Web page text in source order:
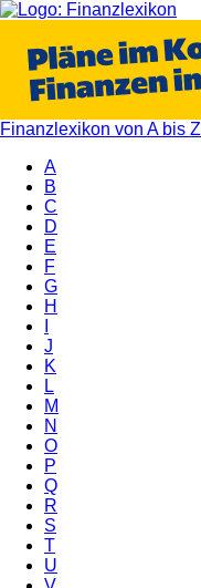
Finanzlexikon von A bis Z
A
B
C
D
E
F
G
H
J
K
L
M
N
O
P
Q
R
S
T
U